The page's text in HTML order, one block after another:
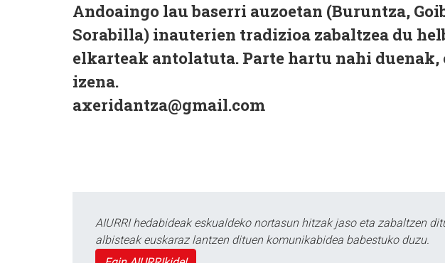
Andoaingo lau baserri auzoetan (Buruntza,
Sorabilla) inauterien tradizioa zabaltzea du
elkarteak antolatuta. Parte hartu nahi duenak,
izena.
axeridantza@gmail.com
AIURRI hedabideak eskualdeko nortasun hitzak jaso eta zabaltzen
albisteak euskaraz lantzen dituen komunikabidea babestuko duzu.